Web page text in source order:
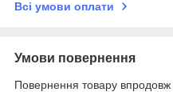
Всі умови оплати
Умови повернення
Повернення товару впродовж